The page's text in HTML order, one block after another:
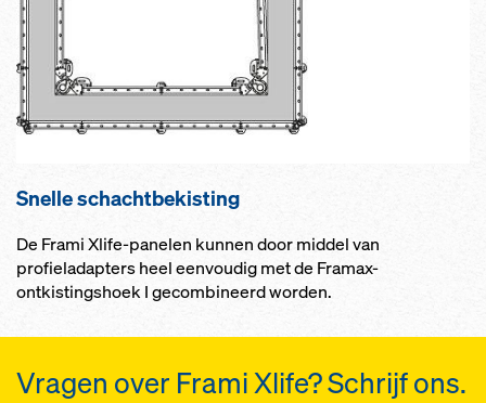
Snelle schachtbekisting
De Frami Xlife-panelen kunnen door middel van
profieladapters heel eenvoudig met de Framax-
ontkistingshoek I gecombineerd worden.
Vragen over Frami Xlife? Schrijf ons.